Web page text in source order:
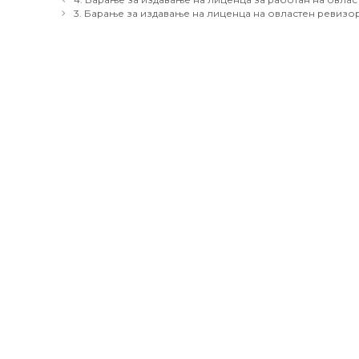
navigation
3. Барање за издавање на лиценца на овластен